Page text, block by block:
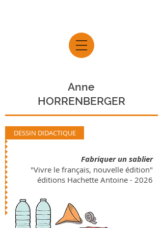
Anne
HORRENBERGER
DESSIN DIDACTIQUE
Fabriquer un sablier
"Vivre le français, nouvelle édition"
éditions Hachette Antoine - 2026